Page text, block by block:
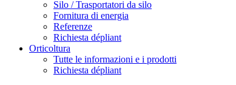
Silo / Trasportatori da silo
Fornitura di energia
Referenze
Richiesta dépliant
Orticoltura
Tutte le informazioni e i prodotti
Richiesta dépliant